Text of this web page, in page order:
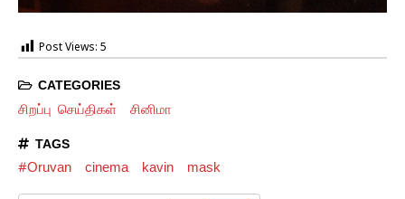
Post Views: 5
CATEGORIES
சிறப்பு செய்திகள் சினிமா
TAGS
#Oruvan cinema kavin mask